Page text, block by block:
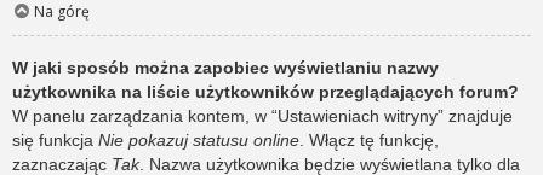
Na górę
W jaki sposób można zapobiec wyświetlaniu nazwy
użytkownika na liście użytkowników przeglądających forum?
W panelu zarządzania kontem, w “Ustawieniach witryny” znajduje
się funkcja Nie pokazuj statusu online . Włącz tę funkcję,
zaznaczając Tak. Nazwa użytkownika będzie wyświetlana tylko dla